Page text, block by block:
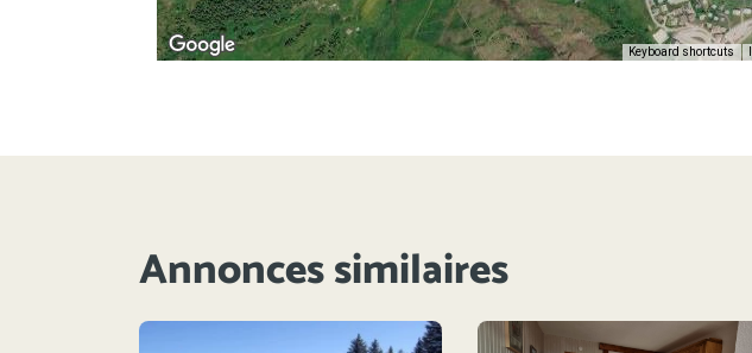
Keyboard shortcuts
Annonces similaires